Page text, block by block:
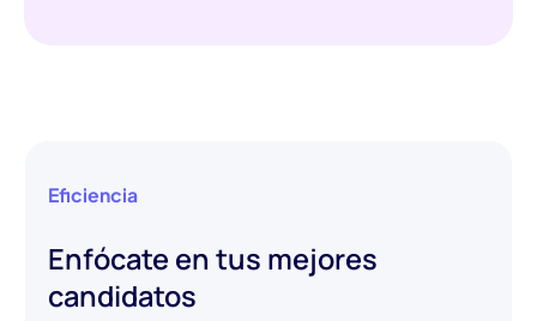
Eficiencia
Enfócate en tus mejores
candidatos